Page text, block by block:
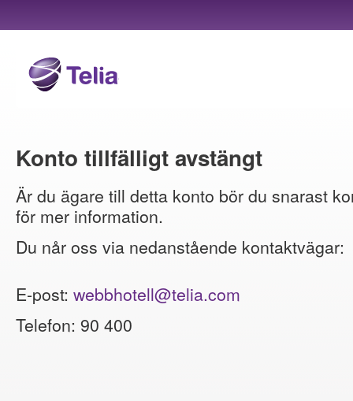
Konto tillfälligt avstängt
Är du ägare till detta konto bör du snarast
för mer information.
Du når oss via nedanstående kontaktvägar:
E-post: webbhotell@telia.com
Telefon: 90 400